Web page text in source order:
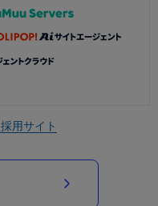
採用サイト